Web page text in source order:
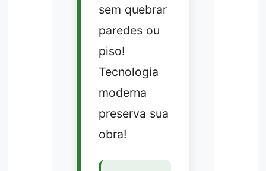
sem quebrar
paredes ou
piso!
Tecnologia
moderna
preserva sua
obra!